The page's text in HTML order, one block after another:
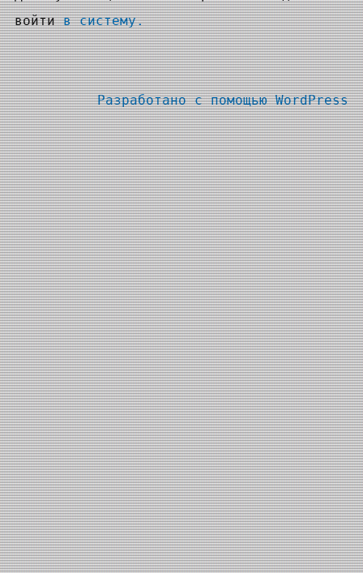
войтив систему.
Разработано с помощьюWordPress